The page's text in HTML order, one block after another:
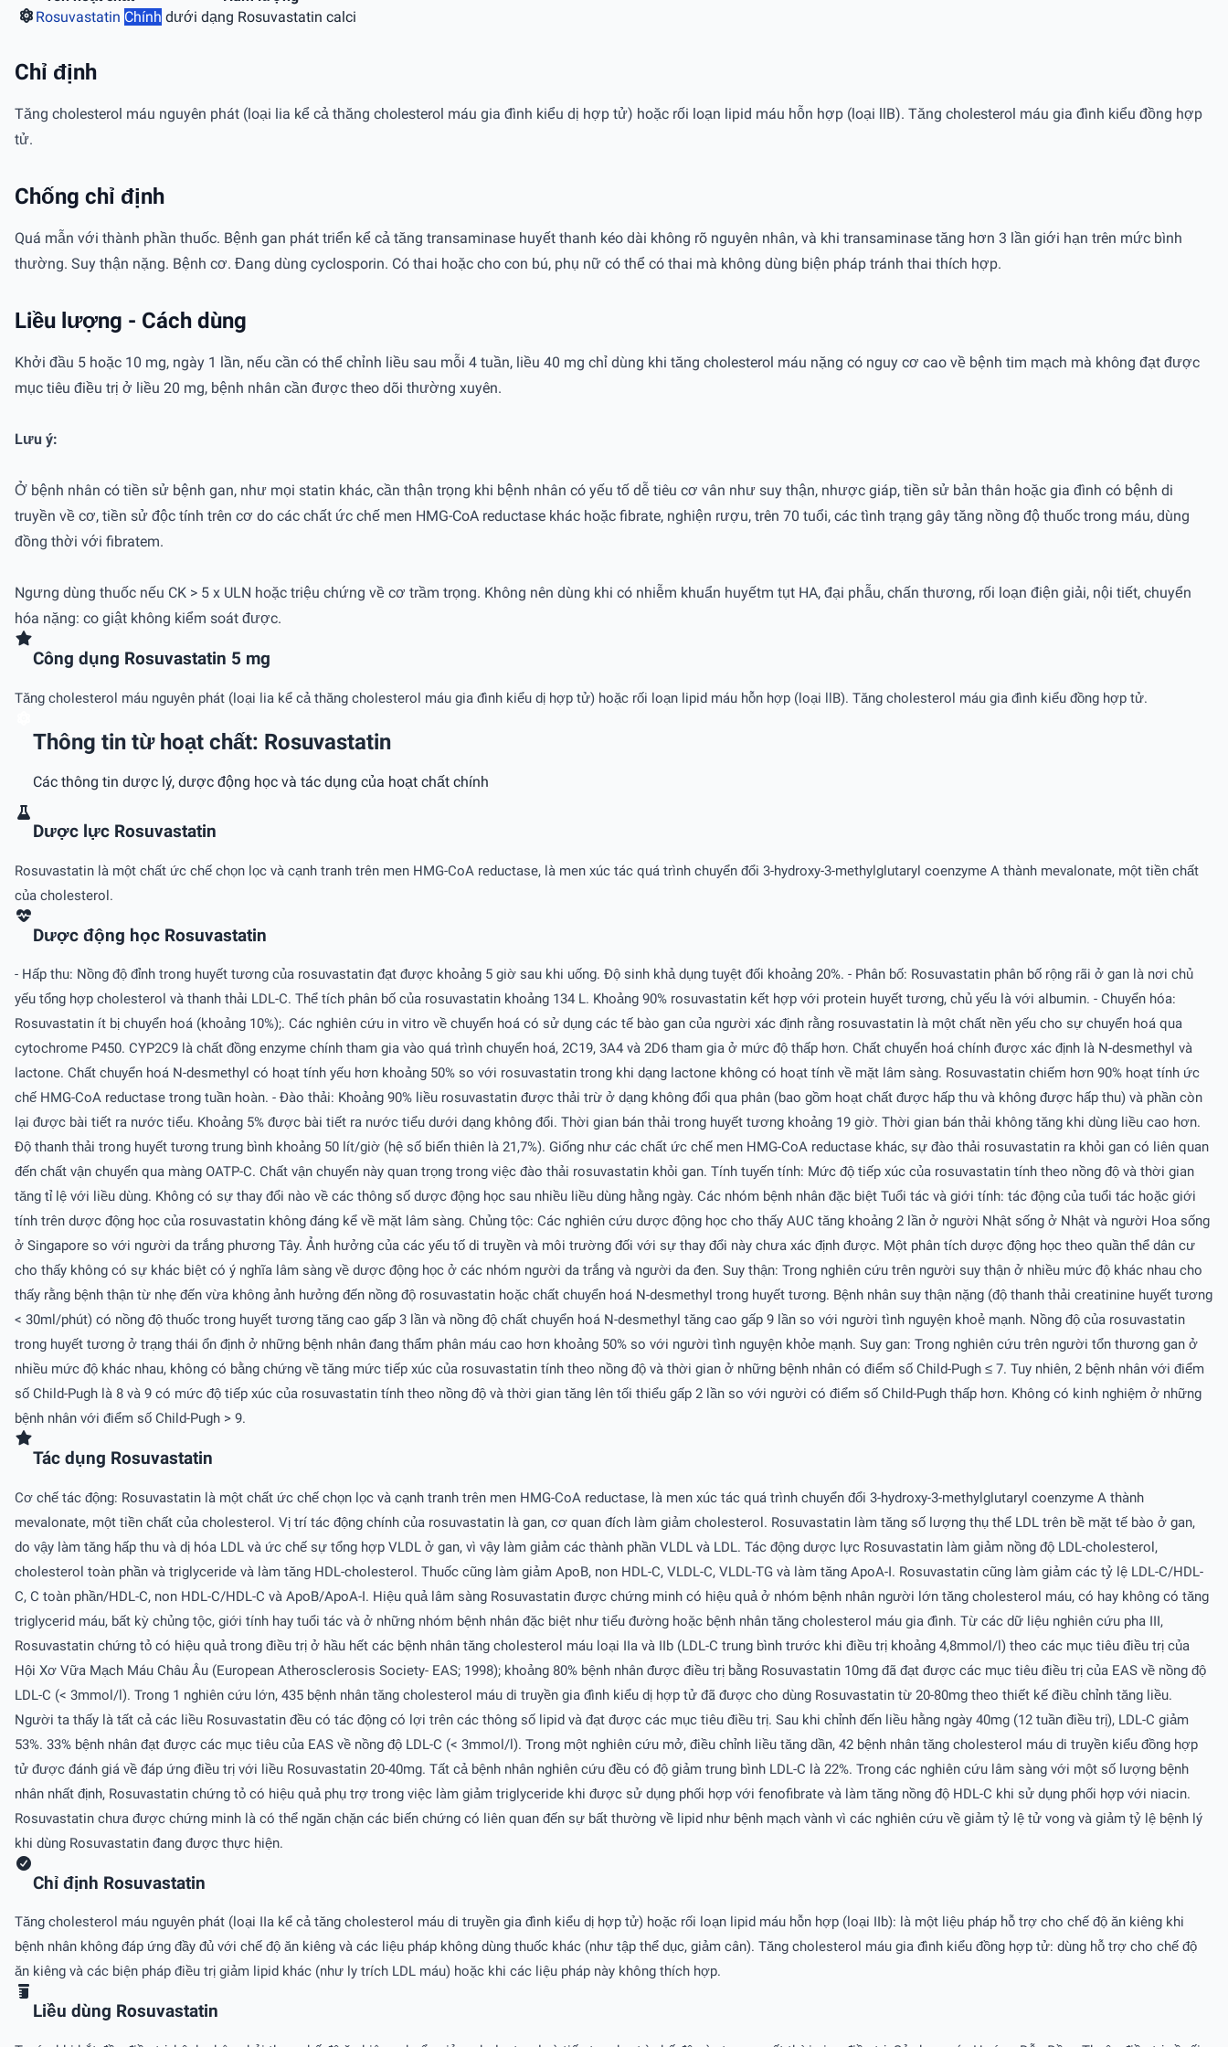
Rosuvastatin Chính dưới dạng Rosuvastatin calci
Chỉ định
Tăng cholesterol máu nguyên phát (loại lia kể cả thăng cholesterol máu gia đình kiểu dị hợp tử) hoặc rối loạn lipid máu hỗn hợp (loại llB). Tăng cholesterol máu gia đình kiểu đồng hợp
tử.
Chống chỉ định
Quá mẫn với thành phần thuốc. Bệnh gan phát triển kể cả tăng transaminase huyết thanh kéo dài không rõ nguyên nhân, và khi transaminase tăng hơn 3 lần giới hạn trên mức bình
thường. Suy thận nặng. Bệnh cơ. Đang dùng cyclosporin. Có thai hoặc cho con bú, phụ nữ có thể có thai mà không dùng biện pháp tránh thai thích hợp.
Liều lượng - Cách dùng
Khởi đầu 5 hoặc 10 mg, ngày 1 lần, nếu cần có thể chỉnh liều sau mỗi 4 tuần, liều 40 mg chỉ dùng khi tăng cholesterol máu nặng có nguy cơ cao về bệnh tim mạch mà không đạt được
mục tiêu điều trị ở liều 20 mg, bệnh nhân cần được theo dõi thường xuyên.
Lưu ý:
Ở bệnh nhân có tiền sử bệnh gan, như mọi statin khác, cần thận trọng khi bệnh nhân có yếu tố dễ tiêu cơ vân như suy thận, nhược giáp, tiền sử bản thân hoặc gia đình có bệnh di
truyền về cơ, tiền sử độc tính trên cơ do các chất ức chế men HMG-CoA reductase khác hoặc fibrate, nghiện rượu, trên 70 tuổi, các tình trạng gây tăng nồng độ thuốc trong máu, dùng
đồng thời với fibratem.
Ngưng dùng thuốc nếu CK > 5 x ULN hoặc triệu chứng về cơ trầm trọng. Không nên dùng khi có nhiễm khuẩn huyếtm tụt HA, đại phẫu, chấn thương, rối loạn điện giải, nội tiết, chuyển
hóa nặng: co giật không kiểm soát được.
Công dụng Rosuvastatin 5 mg
Tăng cholesterol máu nguyên phát (loại lia kể cả thăng cholesterol máu gia đình kiểu dị hợp tử) hoặc rối loạn lipid máu hỗn hợp (loại llB). Tăng cholesterol máu gia đình kiểu đồng hợp tử.
Thông tin từ hoạt chất: Rosuvastatin
Các thông tin dược lý, dược động học và tác dụng của hoạt chất chính
Dược lực Rosuvastatin
Rosuvastatin là một chất ức chế chọn lọc và cạnh tranh trên men HMG-CoA reductase, là men xúc tác quá trình chuyển đổi 3-hydroxy-3-methylglutaryl coenzyme A thành mevalonate, một tiền chất
của cholesterol.
Dược động học Rosuvastatin
- Hấp thu: Nồng độ đỉnh trong huyết tương của rosuvastatin đạt được khoảng 5 giờ sau khi uống. Ðộ sinh khả dụng tuyệt đối khoảng 20%. - Phân bố: Rosuvastatin phân bố rộng rãi ở gan là nơi chủ
yếu tổng hợp cholesterol và thanh thải LDL-C. Thể tích phân bố của rosuvastatin khoảng 134 L. Khoảng 90% rosuvastatin kết hợp với protein huyết tương, chủ yếu là với albumin. - Chuyển hóa:
Rosuvastatin ít bị chuyển hoá (khoảng 10%);. Các nghiên cứu in vitro về chuyển hoá có sử dụng các tế bào gan của người xác định rằng rosuvastatin là một chất nền yếu cho sự chuyển hoá qua
cytochrome P450. CYP2C9 là chất đồng enzyme chính tham gia vào quá trình chuyển hoá, 2C19, 3A4 và 2D6 tham gia ở mức độ thấp hơn. Chất chuyển hoá chính được xác định là N-desmethyl và
lactone. Chất chuyển hoá N-desmethyl có hoạt tính yếu hơn khoảng 50% so với rosuvastatin trong khi dạng lactone không có hoạt tính về mặt lâm sàng. Rosuvastatin chiếm hơn 90% hoạt tính ức
chế HMG-CoA reductase trong tuần hoàn. - Ðào thải: Khoảng 90% liều rosuvastatin được thải trừ ở dạng không đổi qua phân (bao gồm hoạt chất được hấp thu và không được hấp thu) và phần còn
lại được bài tiết ra nước tiểu. Khoảng 5% được bài tiết ra nước tiểu dưới dạng không đổi. Thời gian bán thải trong huyết tương khoảng 19 giờ. Thời gian bán thải không tăng khi dùng liều cao hơn.
Ðộ thanh thải trong huyết tương trung bình khoảng 50 lít/giờ (hệ số biến thiên là 21,7%). Giống như các chất ức chế men HMG-CoA reductase khác, sự đào thải rosuvastatin ra khỏi gan có liên quan
đến chất vận chuyển qua màng OATP-C. Chất vận chuyển này quan trọng trong việc đào thải rosuvastatin khỏi gan. Tính tuyến tính: Mức độ tiếp xúc của rosuvastatin tính theo nồng độ và thời gian
tăng tỉ lệ với liều dùng. Không có sự thay đổi nào về các thông số dược động học sau nhiều liều dùng hằng ngày. Các nhóm bệnh nhân đặc biệt Tuổi tác và giới tính: tác động của tuổi tác hoặc giới
tính trên dược động học của rosuvastatin không đáng kể về mặt lâm sàng. Chủng tộc: Các nghiên cứu dược động học cho thấy AUC tăng khoảng 2 lần ở người Nhật sống ở Nhật và người Hoa sống
ở Singapore so với người da trắng phương Tây. Ảnh hưởng của các yếu tố di truyền và môi trường đối với sự thay đổi này chưa xác định được. Một phân tích dược động học theo quần thể dân cư
cho thấy không có sự khác biệt có ý nghĩa lâm sàng về dược động học ở các nhóm người da trắng và người da đen. Suy thận: Trong nghiên cứu trên người suy thận ở nhiều mức độ khác nhau cho
thấy rằng bệnh thận từ nhẹ đến vừa không ảnh hưởng đến nồng độ rosuvastatin hoặc chất chuyển hoá N-desmethyl trong huyết tương. Bệnh nhân suy thận nặng (độ thanh thải creatinine huyết tương
< 30ml/phút) có nồng độ thuốc trong huyết tương tăng cao gấp 3 lần và nồng độ chất chuyển hoá N-desmethyl tăng cao gấp 9 lần so với người tình nguyện khoẻ mạnh. Nồng độ của rosuvastatin
trong huyết tương ở trạng thái ổn định ở những bệnh nhân đang thẩm phân máu cao hơn khoảng 50% so với người tình nguyện khỏe mạnh. Suy gan: Trong nghiên cứu trên người tổn thương gan ở
nhiều mức độ khác nhau, không có bằng chứng về tăng mức tiếp xúc của rosuvastatin tính theo nồng độ và thời gian ở những bệnh nhân có điểm số Child-Pugh ≤ 7. Tuy nhiên, 2 bệnh nhân với điểm
số Child-Pugh là 8 và 9 có mức độ tiếp xúc của rosuvastatin tính theo nồng độ và thời gian tăng lên tối thiểu gấp 2 lần so với người có điểm số Child-Pugh thấp hơn. Không có kinh nghiệm ở những
bệnh nhân với điểm số Child-Pugh > 9.
Tác dụng Rosuvastatin
Cơ chế tác động: Rosuvastatin là một chất ức chế chọn lọc và cạnh tranh trên men HMG-CoA reductase, là men xúc tác quá trình chuyển đổi 3-hydroxy-3-methylglutaryl coenzyme A thành
mevalonate, một tiền chất của cholesterol. Vị trí tác động chính của rosuvastatin là gan, cơ quan đích làm giảm cholesterol. Rosuvastatin làm tăng số lượng thụ thể LDL trên bề mặt tế bào ở gan,
do vậy làm tăng hấp thu và dị hóa LDL và ức chế sự tổng hợp VLDL ở gan, vì vậy làm giảm các thành phần VLDL và LDL. Tác động dược lực Rosuvastatin làm giảm nồng độ LDL-cholesterol,
cholesterol toàn phần và triglyceride và làm tăng HDL-cholesterol. Thuốc cũng làm giảm ApoB, non HDL-C, VLDL-C, VLDL-TG và làm tăng ApoA-I. Rosuvastatin cũng làm giảm các tỷ lệ LDL-C/HDL-
C, C toàn phần/HDL-C, non HDL-C/HDL-C và ApoB/ApoA-I. Hiệu quả lâm sàng Rosuvastatin được chứng minh có hiệu quả ở nhóm bệnh nhân người lớn tăng cholesterol máu, có hay không có tăng
triglycerid máu, bất kỳ chủng tộc, giới tính hay tuổi tác và ở những nhóm bệnh nhân đặc biệt như tiểu đường hoặc bệnh nhân tăng cholesterol máu gia đình. Từ các dữ liệu nghiên cứu pha III,
Rosuvastatin chứng tỏ có hiệu quả trong điều trị ở hầu hết các bệnh nhân tăng cholesterol máu loại IIa và IIb (LDL-C trung bình trước khi điều trị khoảng 4,8mmol/l) theo các mục tiêu điều trị của
Hội Xơ Vữa Mạch Máu Châu Âu (European Atherosclerosis Society- EAS; 1998); khoảng 80% bệnh nhân được điều trị bằng Rosuvastatin 10mg đã đạt được các mục tiêu điều trị của EAS về nồng độ
LDL-C (< 3mmol/l). Trong 1 nghiên cứu lớn, 435 bệnh nhân tăng cholesterol máu di truyền gia đình kiểu dị hợp tử đã được cho dùng Rosuvastatin từ 20-80mg theo thiết kế điều chỉnh tăng liều.
Người ta thấy là tất cả các liều Rosuvastatin đều có tác động có lợi trên các thông số lipid và đạt được các mục tiêu điều trị. Sau khi chỉnh đến liều hằng ngày 40mg (12 tuần điều trị), LDL-C giảm
53%. 33% bệnh nhân đạt được các mục tiêu của EAS về nồng độ LDL-C (< 3mmol/l). Trong một nghiên cứu mở, điều chỉnh liều tăng dần, 42 bệnh nhân tăng cholesterol máu di truyền kiểu đồng hợp
tử được đánh giá về đáp ứng điều trị với liều Rosuvastatin 20-40mg. Tất cả bệnh nhân nghiên cứu đều có độ giảm trung bình LDL-C là 22%. Trong các nghiên cứu lâm sàng với một số lượng bệnh
nhân nhất định, Rosuvastatin chứng tỏ có hiệu quả phụ trợ trong việc làm giảm triglyceride khi được sử dụng phối hợp với fenofibrate và làm tăng nồng độ HDL-C khi sử dụng phối hợp với niacin.
Rosuvastatin chưa được chứng minh là có thể ngăn chặn các biến chứng có liên quan đến sự bất thường về lipid như bệnh mạch vành vì các nghiên cứu về giảm tỷ lệ tử vong và giảm tỷ lệ bệnh lý
khi dùng Rosuvastatin đang được thực hiện.
Chỉ định Rosuvastatin
Tăng cholesterol máu nguyên phát (loại IIa kể cả tăng cholesterol máu di truyền gia đình kiểu dị hợp tử) hoặc rối loạn lipid máu hỗn hợp (loại IIb): là một liệu pháp hỗ trợ cho chế độ ăn kiêng khi
bệnh nhân không đáp ứng đầy đủ với chế độ ăn kiêng và các liệu pháp không dùng thuốc khác (như tập thể dục, giảm cân). Tăng cholesterol máu gia đình kiểu đồng hợp tử: dùng hỗ trợ cho chế độ
ăn kiêng và các biện pháp điều trị giảm lipid khác (như ly trích LDL máu) hoặc khi các liệu pháp này không thích hợp.
Liều dùng Rosuvastatin